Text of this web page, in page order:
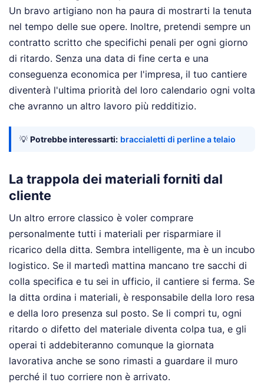
Un bravo artigiano non ha paura di mostrarti la tenuta
nel tempo delle sue opere. Inoltre, pretendi sempre un
contratto scritto che specifichi penali per ogni giorno
di ritardo. Senza una data di fine certa e una
conseguenza economica per l'impresa, il tuo cantiere
diventerà l'ultima priorità del loro calendario ogni volta
che avranno un altro lavoro più redditizio.
💡 Potrebbe interessarti: braccialetti di perline a telaio
La trappola dei materiali forniti dal
cliente
Un altro errore classico è voler comprare
personalmente tutti i materiali per risparmiare il
ricarico della ditta. Sembra intelligente, ma è un incubo
logistico. Se il martedì mattina mancano tre sacchi di
colla specifica e tu sei in ufficio, il cantiere si ferma. Se
la ditta ordina i materiali, è responsabile della loro resa
e della loro presenza sul posto. Se li compri tu, ogni
ritardo o difetto del materiale diventa colpa tua, e gli
operai ti addebiteranno comunque la giornata
lavorativa anche se sono rimasti a guardare il muro
perché il tuo corriere non è arrivato.